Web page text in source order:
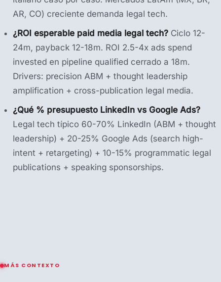
AR, CO) creciente demanda legal tech.
¿ROI esperable paid media legal tech? Ciclo 12-
24m, payback 12-18m. ROI 2.5-4x ads spend
invested en pipeline qualified cerrado a 18m.
Drivers: precision ABM + thought leadership
amplification + cross-publication legal media.
¿Qué % presupuesto LinkedIn vs Google Ads?
Legal tech típico 60-70% LinkedIn (ABM + thought
leadership) + 20-25% Google Ads (search high-
intent + retargeting) + 10-15% programmatic legal
publications + speaking sponsorships.
MÁS CONTEXTO